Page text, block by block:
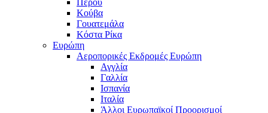
Κούβα
Γουατεμάλα
Κόστα Ρίκα
Ευρώπη
Αεροπορικές Εκδρομές Ευρώπη
Αγγλία
Γαλλία
Ισπανία
Ιταλία
Άλλοι Ευρωπαϊκοί Προορισμοί